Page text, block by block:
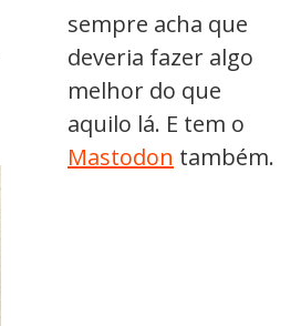
sempre acha que
deveria fazer algo
melhor do que
aquilo lá. E tem o
Mastodon também.